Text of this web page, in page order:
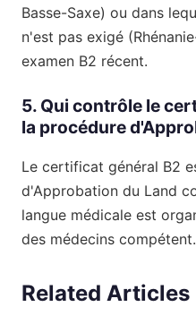
Basse-Saxe) ou dans
n'est pas exigé
examen B2 récent.
5. Qui contrôle le
la procédure
Le certificat général B2
d'Approbation du Land
langue médicale est
des médecins compétent.
Related Articles